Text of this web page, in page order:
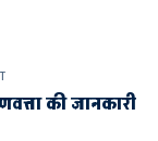
की जानकारी